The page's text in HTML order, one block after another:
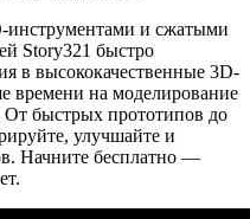
инструментами и сжатыми
Story321 быстро
в высококачественные 3D-
времени на моделирование
От быстрых прототипов до
улучшайте и
Начните бесплатно —